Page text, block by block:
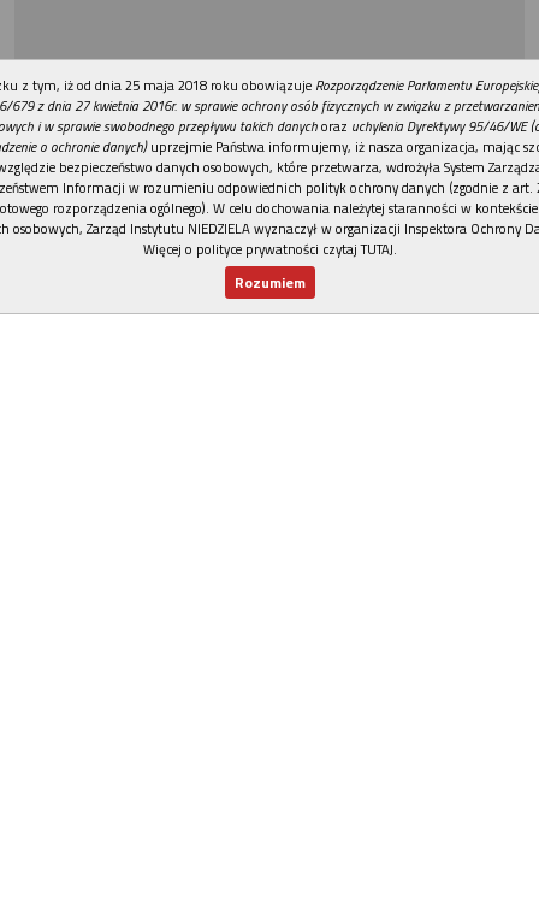
REKLAMA
z tym, iż od dnia 25 maja 2018 roku obowiązuje Rozporządzenie Parlamentu
679 z dnia 27 kwietnia 2016r. w sprawie ochrony osób fizycznych w związku z
i w sprawie swobodnego przepływu takich danychoraz uchylenia Dyrektywy 95/46/WE
o ochronie danych)uprzejmie Państwa informujemy, iż nasza organizacja, mając
bezpieczeństwo danych osobowych, które przetwarza, wdrożyła System
Informacji w rozumieniu odpowiednich polityk ochrony danych (zgodnie z art.
rozporządzenia ogólnego). W celu dochowania należytej staranności w
osobowych, Zarząd Instytutu NIEDZIELA wyznaczył w organizacji Inspektora Ochrony
Więcej o polityce prywatności czytaj TUTAJ.
Rozumiem